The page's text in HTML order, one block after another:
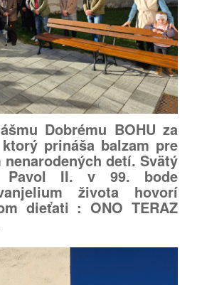
Dobrému BOHU za
prináša balzam pre
detí. Svätý
Pavol II. v 99. bode
života hovorí
dieťati : ONO TERAZ